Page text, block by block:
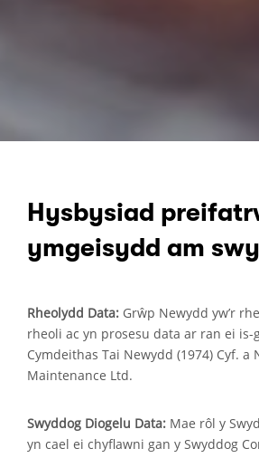
Hysbysiad
ymgeisydd am
Rheolydd Data: Grŵp Newydd yw’r
rheoli ac yn prosesu data ar ran ei is-
Cymdeithas Tai Newydd (1974) Cyf. a
Maintenance Ltd.
Swyddog Diogelu Data: Mae rôl y
yn cael ei chyflawni gan y Swyddog